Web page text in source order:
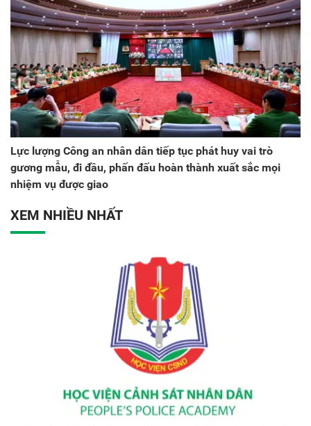
Lực lượng Công an nhân dân tiếp tục phát huy vai trò
gương mẫu, đi đầu, phấn đấu hoàn thành xuất sắc mọi
nhiệm vụ được giao
XEM NHIỀU NHẤT